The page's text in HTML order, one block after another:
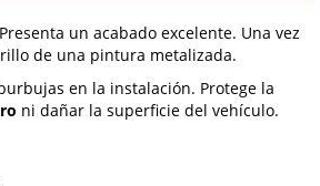
un acabado excelente. Una vez
de una pintura metalizada.
en la instalación. Protege la
ni dañar la superficie del vehículo.